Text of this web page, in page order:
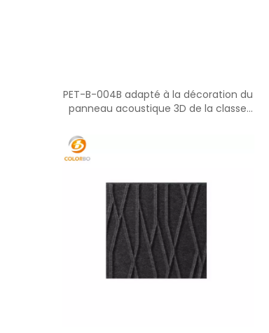
PET-B-004B adapté à la décoration du
panneau acoustique 3D de la classe